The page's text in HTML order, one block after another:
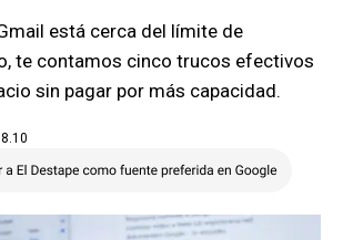
está cerca del límite de
te contamos cinco trucos efectivos
sin pagar por más capacidad.